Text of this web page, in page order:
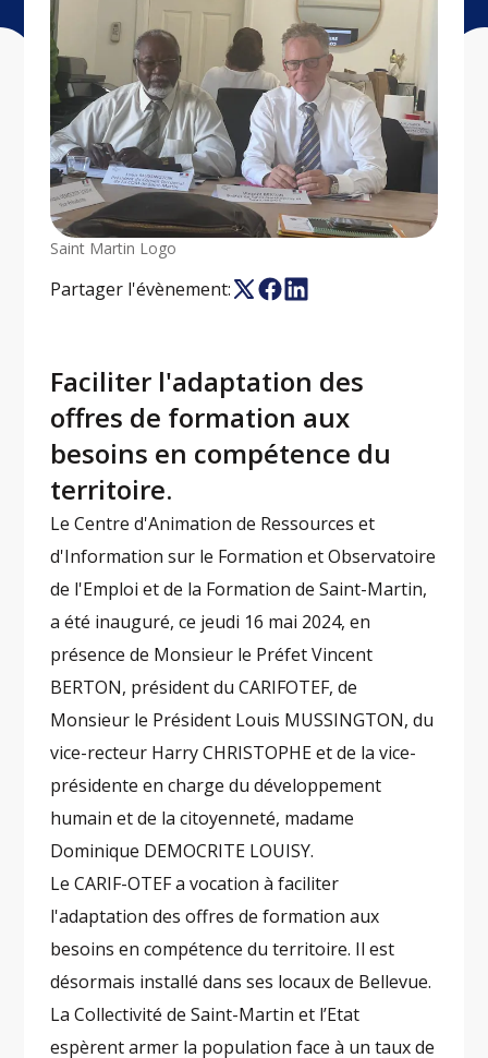
Saint Martin Logo
Partager l'évènement:
Faciliter l'adaptation des
offres de formation aux
besoins en compétence du
territoire.
Le Centre d'Animation de Ressources et
d'Information sur le Formation et Observatoire
de l'Emploi et de la Formation de Saint-Martin,
a été inauguré, ce jeudi 16 mai 2024, en
présence de Monsieur le Préfet Vincent
BERTON, président du CARIFOTEF, de
Monsieur le Président Louis MUSSINGTON, du
vice-recteur Harry CHRISTOPHE et de la vice-
présidente en charge du développement
humain et de la citoyenneté, madame
Dominique DEMOCRITE LOUISY.
Le CARIF-OTEF a vocation à faciliter
l'adaptation des offres de formation aux
besoins en compétence du territoire. Il est
désormais installé dans ses locaux de Bellevue.
La Collectivité de Saint-Martin et l’Etat
espèrent armer la population face à un taux de